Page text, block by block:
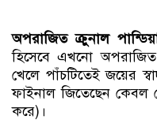
অপরাজিত ক্রুনাল
হিসেবে এখনো অপরাজিত
খেলে পাঁচটিতেই জয়ের
ফাইনাল জিতেছেন কেবল
করে)।